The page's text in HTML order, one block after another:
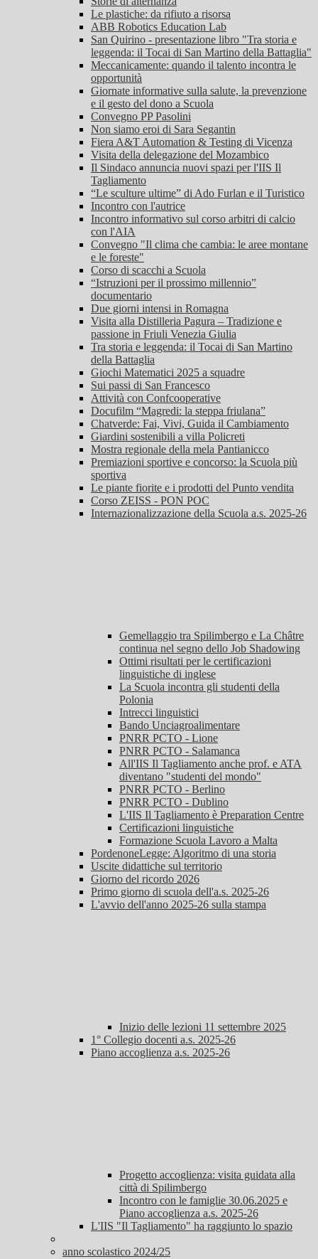
Le plastiche: da rifiuto a risorsa
ABB Robotics Education Lab
San Quirino - presentazione libro "Tra storia e
leggenda: il Tocai di San Martino della Battaglia"
Meccanicamente: quando il talento incontra le
opportunità
Giornate informative sulla salute, la prevenzione
e il gesto del dono a Scuola
Convegno PP Pasolini
Non siamo eroi di Sara Segantin
Fiera A&T Automation & Testing di Vicenza
Visita della delegazione del Mozambico
Il Sindaco annuncia nuovi spazi per l'IIS Il
Tagliamento
“Le sculture ultime” di Ado Furlan e il Turistico
Incontro con l'autrice
Incontro informativo sul corso arbitri di calcio
con l'AIA
Convegno "Il clima che cambia: le aree montane
e le foreste"
Corso di scacchi a Scuola
“Istruzioni per il prossimo millennio”
documentario
Due giorni intensi in Romagna
Visita alla Distilleria Pagura – Tradizione e
passione in Friuli Venezia Giulia
Tra storia e leggenda: il Tocai di San Martino
della Battaglia
Giochi Matematici 2025 a squadre
Sui passi di San Francesco
Attività con Confcooperative
Docufilm “Magredi: la steppa friulana”
Chatverde: Fai, Vivi, Guida il Cambiamento
Giardini sostenibili a villa Policreti
Mostra regionale della mela Pantianicco
Premiazioni sportive e concorso: la Scuola più
sportiva
Le piante fiorite e i prodotti del Punto vendita
Corso ZEISS - PON POC
Internazionalizzazione della Scuola a.s. 2025-26
Gemellaggio tra Spilimbergo e La Châtre
continua nel segno dello Job Shadowing
Ottimi risultati per le certificazioni
linguistiche di inglese
La Scuola incontra gli studenti della
Polonia
Intrecci linguistici
Bando Unciagroalimentare
PNRR PCTO - Lione
PNRR PCTO - Salamanca
All'IIS Il Tagliamento anche prof. e ATA
diventano "studenti del mondo"
PNRR PCTO - Berlino
PNRR PCTO - Dublino
L'IIS Il Tagliamento è Preparation Centre
Certificazioni linguistiche
Formazione Scuola Lavoro a Malta
PordenoneLegge: Algoritmo di una storia
Uscite didattiche sul territorio
Giorno del ricordo 2026
Primo giorno di scuola dell'a.s. 2025-26
L'avvio dell'anno 2025-26 sulla stampa
Inizio delle lezioni 11 settembre 2025
1° Collegio docenti a.s. 2025-26
Piano accoglienza a.s. 2025-26
Progetto accoglienza: visita guidata alla
città di Spilimbergo
Incontro con le famiglie 30.06.2025 e
Piano accoglienza a.s. 2025-26
L'IIS "Il Tagliamento" ha raggiunto lo spazio
anno scolastico 2024/25